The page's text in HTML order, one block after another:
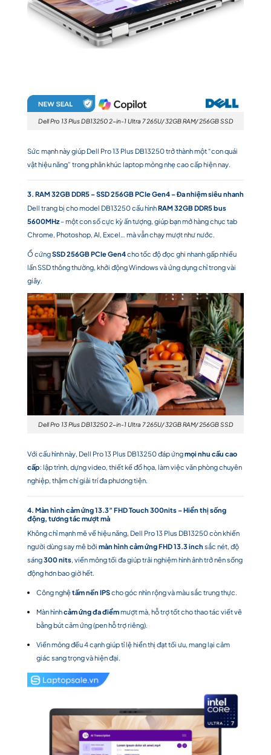
Dell Pro 13 Plus DB13250 2-in-1 Ultra 7 265U/ 32GB RAM/ 256GB SSD
Sức mạnh này giúp Dell Pro 13 Plus DB13250 trở thành một “con quái
vật hiệu năng” trong phân khúc laptop mỏng nhẹ cao cấp hiện nay.
3. RAM 32GB DDR5 – SSD 256GB PCIe Gen4 – Đa nhiệm siêu nhanh
Dell trang bị cho model DB13250 cấu hìnhRAM 32GB DDR5 bus
5600MHz– một con số cực kỳ ấn tượng, giúp bạn mở hàng chục tab
Chrome, Photoshop, AI, Excel… mà vẫn chạy mượt như nước.
Ổ cứngSSD 256GB PCIe Gen4cho tốc độ đọc ghi nhanh gấp nhiều
lần SSD thông thường, khởi động Windows và ứng dụng chỉ trong vài
giây.
Dell Pro 13 Plus DB13250 2-in-1 Ultra 7 265U/ 32GB RAM/ 256GB SSD
Với cấu hình này, Dell Pro 13 Plus DB13250 đáp ứngmọi nhu cầu cao
cấp: lập trình, dựng video, thiết kế đồ họa, làm việc văn phòng chuyên
nghiệp, thậm chí giải trí đa phương tiện.
4. Màn hình cảm ứng 13.3” FHD Touch 300nits – Hiển thị sống
động, tương tác mượt mà
Không chỉ mạnh mẽ về hiệu năng, Dell Pro 13 Plus DB13250 còn khiến
người dùng say mê bởi màn hình cảm ứng FHD 13.3 inch sắc nét, độ
sáng300 nits, viền mỏng tối đa giúp trải nghiệm hình ảnh trở nên sống
động hơn bao giờ hết.
Công nghệtấm nền IPScho góc nhìn rộng và màu sắc trung thực.
Màn hìnhcảm ứng đa điểmmượt mà, hỗ trợ tốt cho thao tác viết vẽ
bằng bút cảm ứng (pen hỗ trợ riêng).
Viền mỏng đều 4 cạnh giúp tỉ lệ hiển thị đạt tối ưu, mang lại cảm
giác sang trọng và hiện đại.